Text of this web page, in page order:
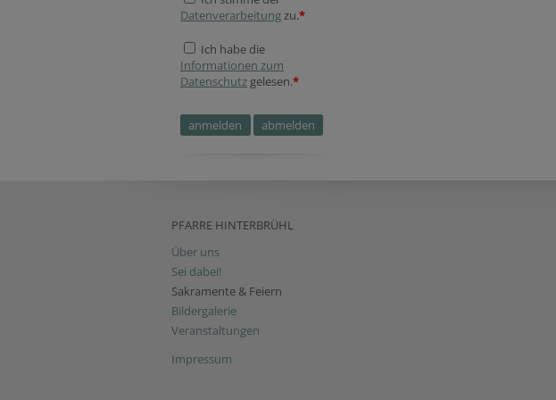
Datenverarbeitungzu.*
Ich habe die
Informationen zum
Datenschutz gelesen.*
PFARRE HINTERBRÜHL
Über uns
Sei dabei!
Sakramente & Feiern
Bildergalerie
Veranstaltungen
Impressum